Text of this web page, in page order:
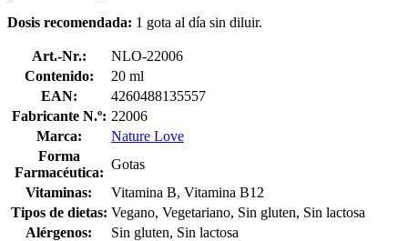
Dosis recomendada: 1 gota al día sin diluir.
Art.-Nr.:
NLO-22006
Contenido:
20 ml
EAN:
4260488135557
Fabricante N.º: 22006
Marca:
Nature Love
Forma
Farmacéutica:
Gotas
Vitaminas:
Vitamina B, Vitamina B12
Tipos de dietas: Vegano, Vegetariano, Sin gluten, Sin lactosa
Alérgenos:
Sin gluten, Sin lactosa